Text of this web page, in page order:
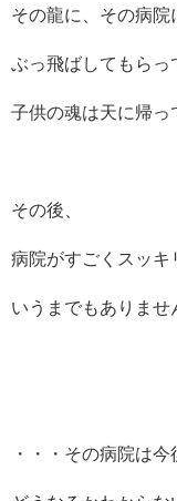
その龍に、その病
ぶっ飛ばしてもらっ
子供の魂は天に帰っ
その後、
病院がすごくスッキ
いうまでもありませ
・・・その病院は今